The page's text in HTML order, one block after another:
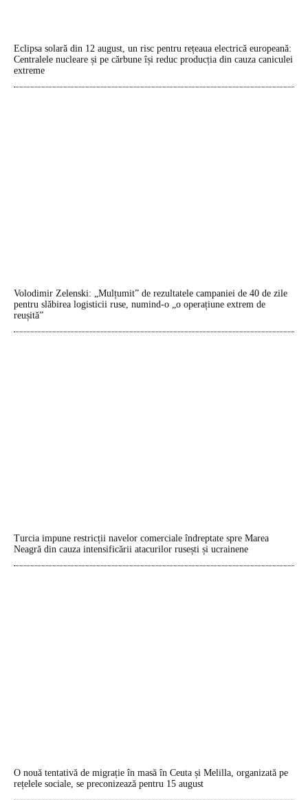
Eclipsa solară din 12 august, un risc pentru rețeaua electrică europeană:
Centralele nucleare și pe cărbune își reduc producția din cauza caniculei
extreme
Volodimir Zelenski: „Mulțumit” de rezultatele campaniei de 40 de zile
pentru slăbirea logisticii ruse, numind-o „o operațiune extrem de
reușită”
Turcia impune restricții navelor comerciale îndreptate spre Marea
Neagră din cauza intensificării atacurilor rusești și ucrainene
O nouă tentativă de migrație în masă în Ceuta și Melilla, organizată pe
rețelele sociale, se preconizează pentru 15 august